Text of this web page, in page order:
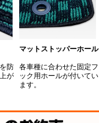
防
が
マットストッパーホール
各車種に合わせた固定フ
ック用ホールが付いてい
ます。